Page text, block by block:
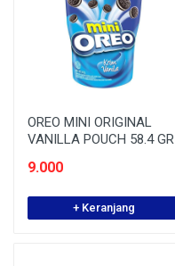
OREO MINI ORIGINAL
VANILLA POUCH 58.4 GR
9.000
+ Keranjang